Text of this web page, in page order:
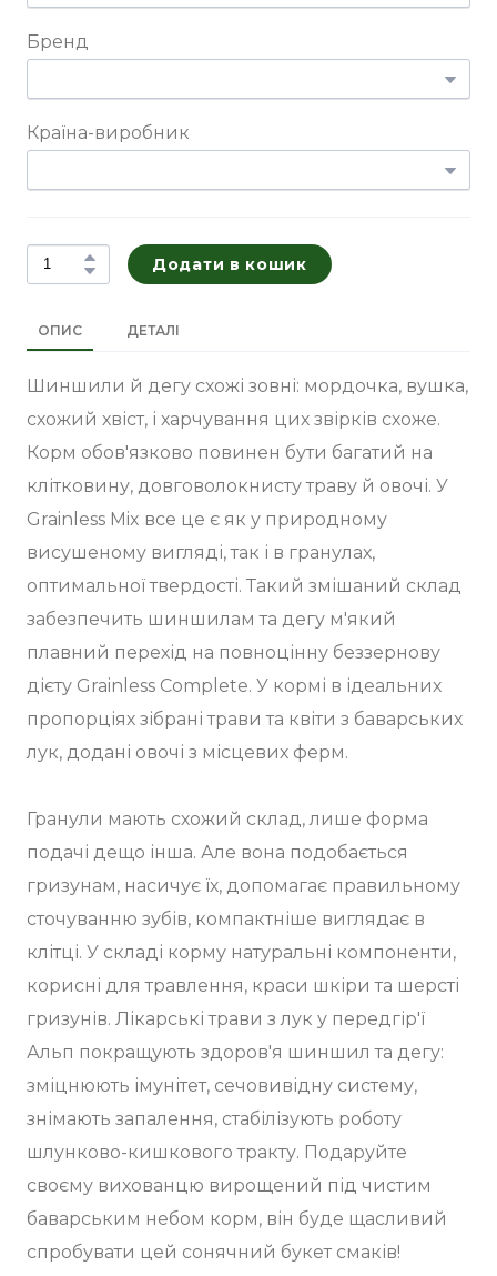
Бренд
Країна-виробник
Додати в кошик
ОПИС ДЕТАЛІ
Шиншили й дегу схожі зовні: мордочка, вушка,
схожий хвіст, і харчування цих звірків схоже.
Корм обов'язково повинен бути багатий на
клітковину, довговолокнисту траву й овочі. У
Grainless Mix все це є як у природному
висушеному вигляді, так і в гранулах,
оптимальної твердості. Такий змішаний склад
забезпечить шиншилам та дегу м'який
плавний перехід на повноцінну беззернову
дієту Grainless Complete. У кормі в ідеальних
пропорціях зібрані трави та квіти з баварських
лук, додані овочі з місцевих ферм.
Гранули мають схожий склад, лише форма
подачі дещо інша. Але вона подобається
гризунам, насичує їх, допомагає правильному
сточуванню зубів, компактніше виглядає в
клітці. У складі корму натуральні компоненти,
корисні для травлення, краси шкіри та шерсті
гризунів. Лікарські трави з лук у передгір'ї
Альп покращують здоров'я шиншил та дегу:
зміцнюють імунітет, сечовивідну систему,
знімають запалення, стабілізують роботу
шлунково-кишкового тракту. Подаруйте
своєму вихованцю вирощений під чистим
баварським небом корм, він буде щасливий
спробувати цей сонячний букет смаків!